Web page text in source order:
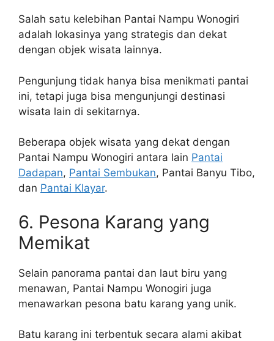
Salah satu kelebihan Pantai Nampu Wonogiri
adalah lokasinya yang strategis dan dekat
dengan objek wisata lainnya.
Pengunjung tidak hanya bisa menikmati pantai
ini, tetapi juga bisa mengunjungi destinasi
wisata lain di sekitarnya.
Beberapa objek wisata yang dekat dengan
Pantai Nampu Wonogiri antara lain Pantai
Dadapan, Pantai Sembukan, Pantai Banyu Tibo,
dan Pantai Klayar.
6. Pesona Karang yang
Memikat
Selain panorama pantai dan laut biru yang
menawan, Pantai Nampu Wonogiri juga
menawarkan pesona batu karang yang unik.
Batu karang ini terbentuk secara alami akibat